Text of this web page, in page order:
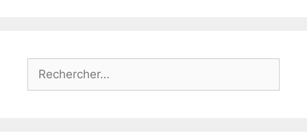
Rechercher :